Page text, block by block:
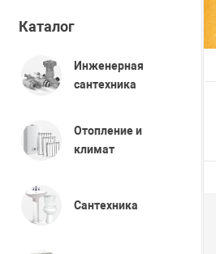
Каталог
Инженерная
сантехника
Отопление и
климат
Сантехника